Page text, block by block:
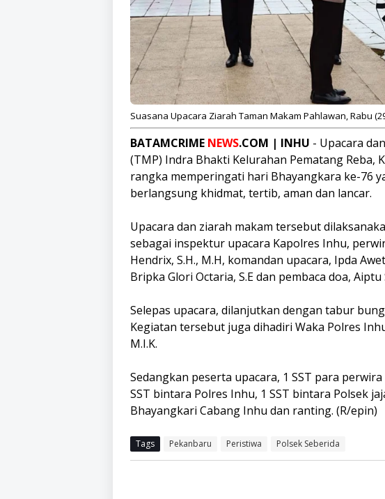
Suasana Upacara Ziarah Taman Makam Pahlawan, Rabu
BATAMCRIME NEWS.COM | INHU - Upacara
(TMP) Indra Bhakti Kelurahan Pematang Reba,
rangka memperingati hari Bhayangkara ke-76
berlangsung khidmat, tertib, aman dan lancar.
Upacara dan ziarah makam tersebut
sebagai inspektur upacara Kapolres Inhu,
Hendrix, S.H., M.H, komandan upacara, Ipda
Bripka Glori Octaria, S.E dan pembaca doa, Aiptu
Selepas upacara, dilanjutkan dengan tabur
Kegiatan tersebut juga dihadiri Waka Polres
M.I.K.
Sedangkan peserta upacara, 1 SST para
SST bintara Polres Inhu, 1 SST bintara Polsek
Bhayangkari Cabang Inhu dan ranting. (R/epin)
Tags Pekanbaru Peristiwa Polsek Seberida